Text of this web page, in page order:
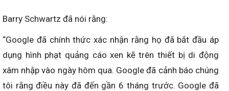
Barry Schwartz đã nói rằng:
“Google đã chính thức xác nhận rằng họ đã bắt đầu áp
dụng hình phạt quảng cáo xen kẽ trên thiết bị di động
xâm nhập vào ngày hôm qua. Google đã cảnh báo chúng
tôi rằng điều này đã đến gần 6 tháng trước. Google đã